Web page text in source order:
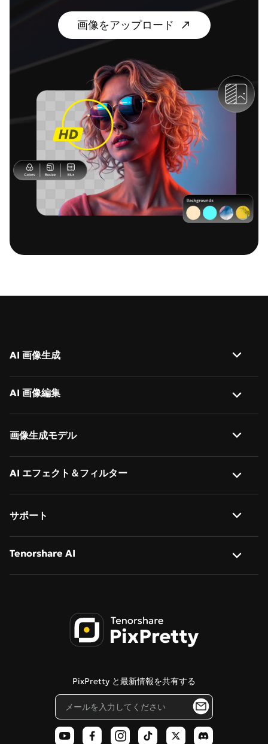
画像をアップロード
PixPretty と最新情報を共有する
AI 画像生成
画像から画像生成
テキストから画像生成
AI 画像説明
AI オブジェクトリムーバー
AI 画像拡張
AI フィギュア生成
AI 画像編集
バッチ画像編集
バッチ画像変換
画像生成モデル
Nano Banana 2
Nano Banana
Nano Banana Pro
Qwen-Image-2.0-Pro
AI エフェクト＆フィルター
AI カートゥーン生成
ちびキャラ作成
ピクサー風フィルター
AI ポラロイド
サポート
私たちについて
お問い合わせ
Tenorshare AI
Tenorshare AI 画像検出器
PDNob オンラインエディター